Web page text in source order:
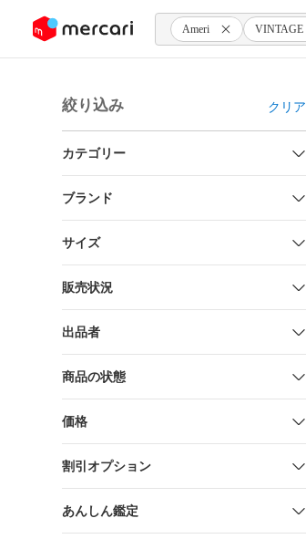
ツにスキップ Ameri VINTAGE
絞り込み クリア
カテゴリー
ブランド
サイズ
販売状況
出品者
商品の状態
価格
割引オプション
あんしん鑑定